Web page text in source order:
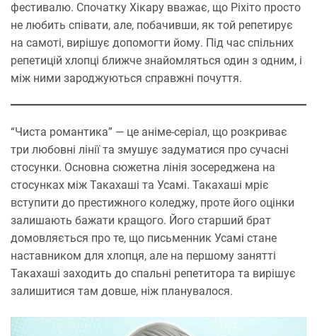
фестивалю. Спочатку Хікару вважає, що Ріхіто просто
не любить співати, але, побачивши, як той репетирує
на самоті, вирішує допомогти йому. Під час спільних
репетицій хлопці ближче знайомляться один з одним, і
між ними зароджуються справжні почуття.
“Чиста романтика” — це аніме-серіал, що розкриває
три любовні лінії та змушує задуматися про сучасні
стосунки. Основна сюжетна лінія зосереджена на
стосунках між Такахаші та Усамі. Такахаші мріє
вступити до престижного коледжу, проте його оцінки
залишають бажати кращого. Його старший брат
домовляється про те, що письменник Усамі стане
наставником для хлопця, але на першому занятті
Такахаші заходить до спальні репетитора та вирішує
залишитися там довше, ніж планувалося.